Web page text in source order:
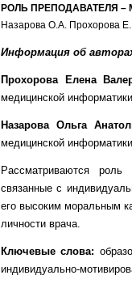
РОЛЬ ПРЕПОДАВАТЕЛЯ
Назарова О.А. Прохорова
Информация об
Прохорова Елена
медицинской
Назарова Ольга
медицинской
Рассматриваются
связанные с
его высоким моральным
личности врача.
Ключевые слова:
индивидуально-